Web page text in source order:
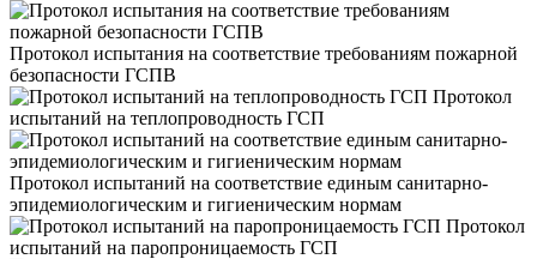
Протокол испытания на соответствие требованиям пожарной
безопасности ГСПВ
Протокол
испытаний на теплопроводность ГСП
Протокол испытаний на соответствие единым санитарно-
эпидемиологическим и гигиеническим нормам
Протокол
испытаний на паропроницаемость ГСП